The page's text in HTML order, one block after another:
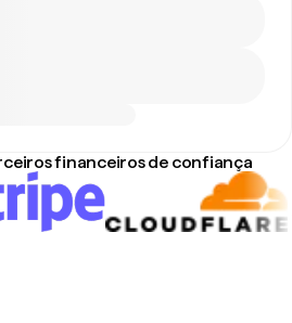
financeiros de confiança